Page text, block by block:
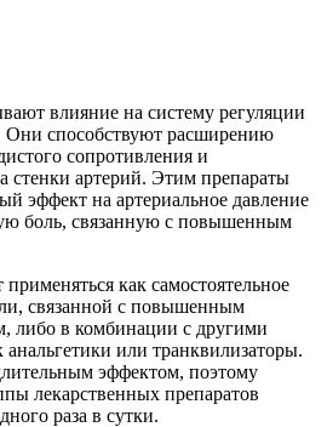
влияние на систему регуляции
Они способствуют расширению
сопротивления и
стенки артерий. Этим препараты
эффект на артериальное давление
боль, связанную с повышенным
как самостоятельное
связанной с повышенным
либо в комбинации с другими
или транквилизаторы.
эффектом, поэтому
лекарственных препаратов
раза в сутки.